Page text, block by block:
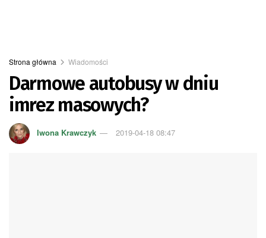
Strona główna Wiadomości
Darmowe autobusy w dniu
imrez masowych?
Iwona Krawczyk 2019-04-18 08:47